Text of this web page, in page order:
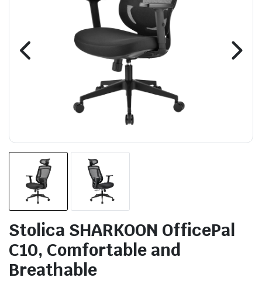
Stolica SHARKOON OfficePal
C10, Comfortable and
Breathable